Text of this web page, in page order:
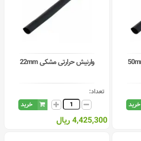
خرید
وارنیش حرارتی مشکی 22mm
تعداد:
خرید
4,425,300 ریال